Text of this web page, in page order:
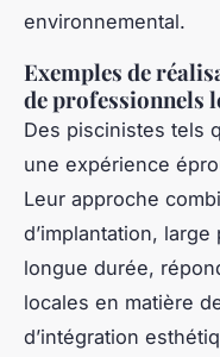
environnemental.
Exemples de
de professionnels
Des piscinistes tels
une expérience
Leur approche
d’implantation,
longue durée,
locales en matière
d’intégration